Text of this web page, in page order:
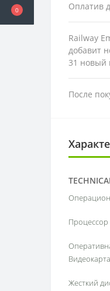
0
Оплатив
Railway
добавит
31 новый
После
Процессор
Видеокарта
Жесткий